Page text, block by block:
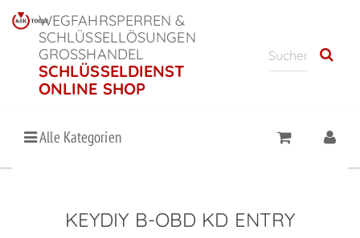
WEGFAHRSPERREN &
SCHLÜSSELLÖSUNGEN
GROSSHANDEL
SCHLÜSSELDIENST
ONLINE SHOP
Alle Kategorien
KEYDIY B-OBD KD ENTRY